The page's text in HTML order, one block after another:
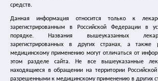
Статьи и справочные материалы
Каталог медицинских сайтов
Главная | Нейрогенный мочевой
Патогенез нейрогенного мочевого
средств.
Данная информация относится только к
зарегистрированным в Российской Федерации в
порядке. Названия вышеуказанных
зарегистрированных в других странах, а
медицинскому применению могут отличаться от
этом разделе сайта. Не все вышеуказанные
находящиеся в обращении на территории
разрешенными к медицинскому применению в других